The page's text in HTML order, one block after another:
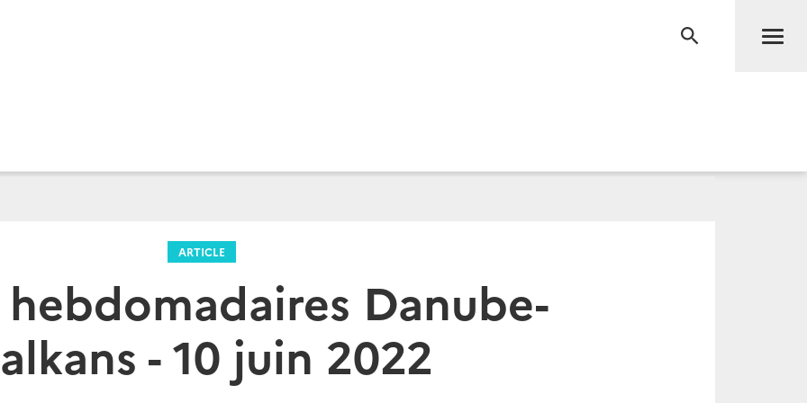
RECHERCHE
ARTICLE
hebdomadaires Danube-
- 10 juin 2022